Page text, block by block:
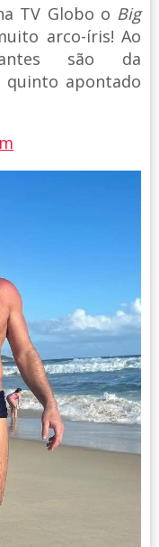
TV Globo o Big
arco-íris! Ao
são da
quinto apontado